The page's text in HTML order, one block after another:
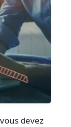
devez